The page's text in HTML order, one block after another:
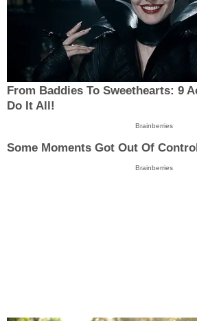
From Baddies To Sweethearts: 9
Do It All!
Brainberries
Some Moments Got Out Of
Brainberries